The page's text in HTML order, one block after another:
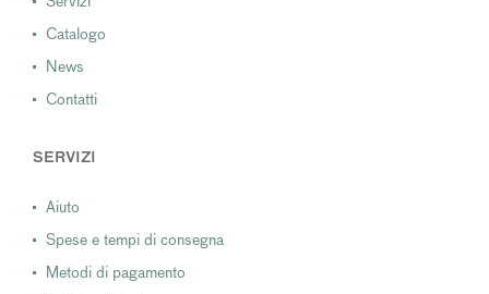
Catalogo
News
Contatti
SERVIZI
Aiuto
Spese e tempi di consegna
Metodi di pagamento